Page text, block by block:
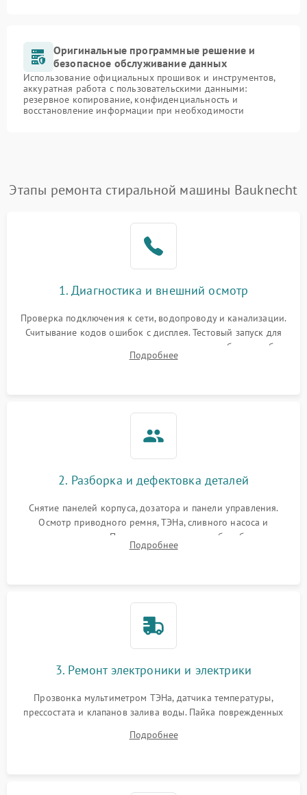
Оригинальные программные решение и
безопасное обслуживание данных
Использование официальных прошивок и инструментов,
аккуратная работа с пользовательскими данными:
резервное копирование, конфиденциальность и
восстановление информации при необходимости
Этапы ремонта стиральной машины Bauknecht
1. Диагностика и внешний осмотр
Проверка подключения к сети, водопроводу и канализации.
Считывание кодов ошибок с дисплея. Тестовый запуск для
выявления посторонних шумов, протечек или сбоев в работе
электронного модуля управления.
Подробнее
2. Разборка и дефектовка деталей
Снятие панелей корпуса, дозатора и панели управления.
Осмотр приводного ремня, ТЭНа, сливного насоса и
амортизаторов. Проверка подшипников барабана и
крестовины на износ, а манжеты люка на разрывы.
Подробнее
3. Ремонт электроники и электрики
Прозвонка мультиметром ТЭНа, датчика температуры,
прессостата и клапанов залива воды. Пайка поврежденных
Восстановление целостности проводки и контактов.
Подробнее